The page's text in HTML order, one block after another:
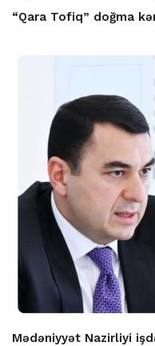
“Qara Tofiq” doğma
Mədəniyyət Nazirliyi